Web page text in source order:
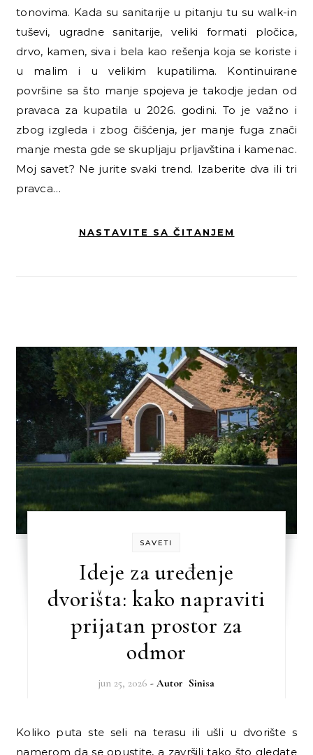
tonovima. Kada su sanitarije u pitanju tu su walk-in
tuševi, ugradne sanitarije, veliki formati pločica,
drvo, kamen, siva i bela kao rešenja koja se koriste i
u malim i u velikim kupatilima. Kontinuirane
površine sa što manje spojeva je takodje jedan od
pravaca za kupatila u 2026. godini. To je važno i
zbog izgleda i zbog čišćenja, jer manje fuga znači
manje mesta gde se skupljaju prljavština i kamenac.
Moj savet? Ne jurite svaki trend. Izaberite dva ili tri
pravca…
NASTAVITE SA ČITANJEM
SAVETI
Ideje za uređenje
dvorišta: kako napraviti
prijatan prostor za
odmor
jun 25, 2026 - Autor Sinisa
Koliko puta ste seli na terasu ili ušli u dvorište s
namerom da se opustite, a završili tako što gledate